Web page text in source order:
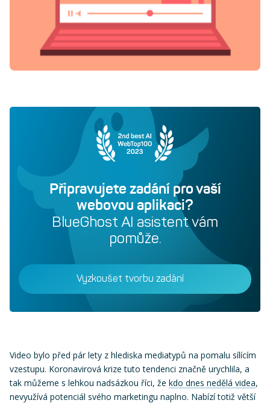
Připravujete zadání pro vaší
webovou aplikaci?
BlueGhost AI asistent vám
pomůže.
Vyzkoušet tvorbu zadání
Video bylo před pár lety z hlediska mediatypů na pomalu sílícím
vzestupu. Koronavirová krize tuto tendenci značně urychlila, a
tak můžeme s lehkou nadsázkou říci, že kdo dnes nedělá videa,
nevyužívá potenciál svého marketingu naplno. Nabízí totiž větší